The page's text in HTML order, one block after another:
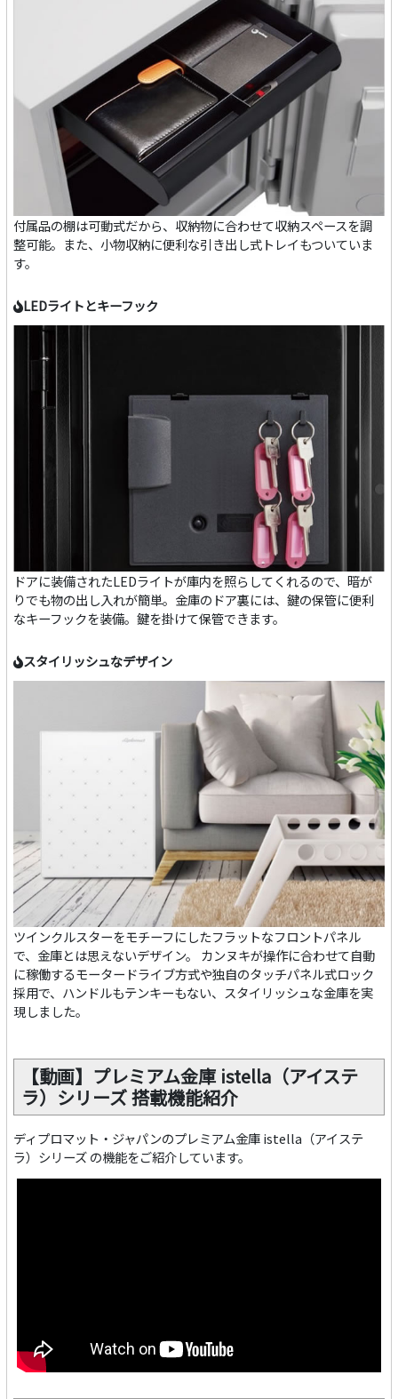
付属品の棚は可動式だから、収納物に合わせて収納スペースを調
整可能。また、小物収納に便利な引き出し式トレイもついていま
す。
LEDライトとキーフック
ドアに装備されたLEDライトが庫内を照らしてくれるので、暗が
りでも物の出し入れが簡単。金庫のドア裏には、鍵の保管に便利
なキーフックを装備。鍵を掛けて保管できます。
スタイリッシュなデザイン
ツインクルスターをモチーフにしたフラットなフロントパネル
で、金庫とは思えないデザイン。 カンヌキが操作に合わせて自動
に稼働するモータードライブ方式や独自のタッチパネル式ロック
採用で、ハンドルもテンキーもない、スタイリッシュな金庫を実
現しました。
【動画】プレミアム金庫 istella（アイステ
ラ）シリーズ 搭載機能紹介
ディプロマット・ジャパンのプレミアム金庫 istella（アイステ
ラ）シリーズ の機能をご紹介しています。